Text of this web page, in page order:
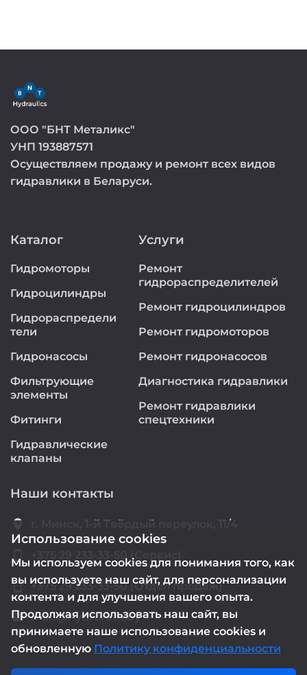
ООО "БНТ Металикс"
УНП 193887571
Осуществляем продажу и ремонт всех видов
гидравлики в Беларуси.
Каталог
Гидромоторы
Гидроцилиндры
Гидрораспредели
тели
Гидронасосы
Фильтрующие
элементы
Фитинги
Гидравлические
клапаны
Услуги
Ремонт
гидрораспределителей
Ремонт гидроцилиндров
Ремонт гидромоторов
Ремонт гидронасосов
Диагностика гидравлики
Ремонт гидравлики
спецтехники
Наши контакты
location_on г. Минск, 1-й Твёрдый переулок, 11/4
smartphone +375 29 233-33-50 (Сервис)
smartphone +375 29 233-33-50 (Отдел продаж)
email mail@hydrorem.by
Использование cookies
Мы используем cookies для понимания того, как
вы используете наш сайт, для персонализации
контента и для улучшения вашего опыта.
Продолжая использовать наш сайт, вы
принимаете наше использование cookies и
обновленную Политику конфиденциальности